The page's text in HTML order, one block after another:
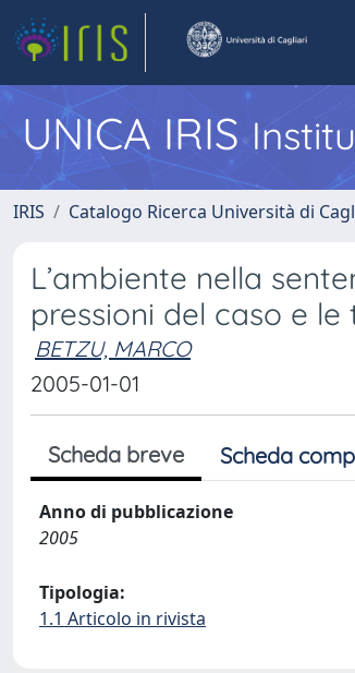
UNICA IRIS
IRIS Catalogo Ricerca Università di
L’ambiente nella
pressioni del caso e
BETZU, MARCO
2005-01-01
Scheda breve Scheda
Anno di pubblicazione
2005
Tipologia:
1.1 Articolo in rivista